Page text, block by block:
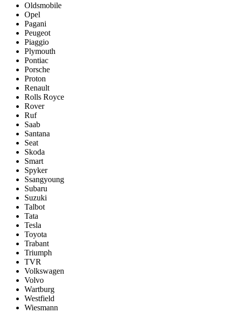
Oldsmobile
Opel
Pagani
Peugeot
Piaggio
Plymouth
Pontiac
Porsche
Proton
Renault
Rolls Royce
Rover
Ruf
Saab
Santana
Seat
Skoda
Smart
Spyker
Ssangyoung
Subaru
Suzuki
Talbot
Tata
Tesla
Toyota
Trabant
Triumph
TVR
Volkswagen
Volvo
Wartburg
Westfield
Wiesmann